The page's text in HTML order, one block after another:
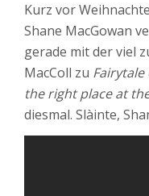
Kurz vor
Shane MacGowan
gerade mit der viel
MacColl zu Fairytale
the right place at
diesmal. Slàinte,